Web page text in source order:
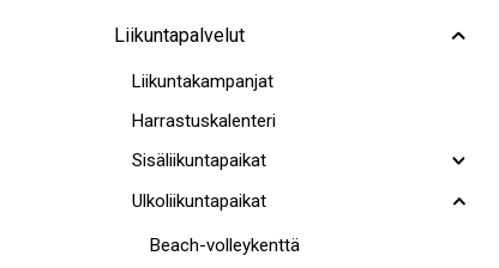
Liikuntapalvelut
Liikuntakampanjat
Harrastuskalenteri
Sisäliikuntapaikat
Ulkoliikuntapaikat
Beach-volleykenttä